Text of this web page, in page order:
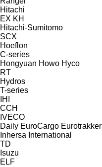
Hitachi
EX KH
Hitachi-Sumitomo
SCX
Hoeflon
C-series
Hongyuan Howo Hyco
RT
Hydros
T-series
IHI
CCH
IVECO
Daily EuroCargo Eurotrakker
Inhersa International
TD
Isuzu
ELF